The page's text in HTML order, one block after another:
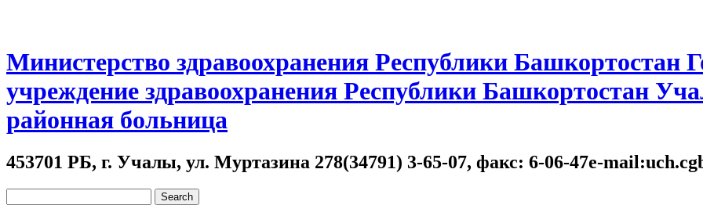
Министерство здравоохранения Республики Башкортостан
учреждение здравоохранения Республики Башкортостан
районная больница
453701 РБ, г. Учалы, ул. Муртазина 278(34791) 3-65-07, факс: 6-06-47e-